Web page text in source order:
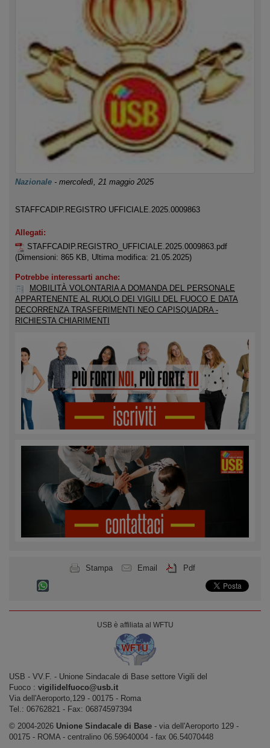
Nazionale - mercoledì, 21 maggio 2025
STAFFCADIP.REGISTRO UFFICIALE.2025.0009863
Allegati:
STAFFCADIP.REGISTRO_UFFICIALE.2025.0009863.pdf
(Dimensioni: 865 KB, Ultima modifica: 21.05.2025)
Potrebbe interessarti anche:
MOBILITÀ VOLONTARIA A DOMANDA DEL PERSONALE
APPARTENENTE AL RUOLO DEI VIGILI DEL FUOCO E DATA
DECORRENZA TRASFERIMENTI NEO CAPISQUADRA -
RICHIESTA CHIARIMENTI
Stampa Email Pdf
USB è affiliata al WFTU
USB ‐ VV.F. - Unione Sindacale di Base settore Vigili del
Fuoco : vigilidelfuoco@usb.it
Via dell'Aeroporto,129 ‐ 00175 ‐ Roma
Tel.: 06762821 ‐ Fax: 06874597394
© 2004-2026 Unione Sindacale di Base ‐ via dell'Aeroporto 129 -
00175 - ROMA - centralino 06.59640004 - fax 06.54070448